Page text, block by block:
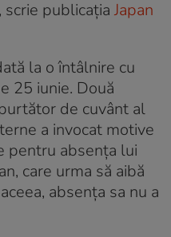
scrie publicația Japan
la o întâlnire cu
25 iunie. Două
de cuvânt al
a invocat motive
pentru absența lui
care urma să aibă
absența sa nu a